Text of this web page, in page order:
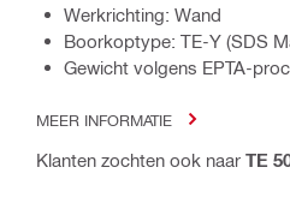
Werkrichting: Wand
Boorkoptype: TE-Y (SDS
Gewicht volgens EPTA-
MEER INFORMATIE
Klanten zochten ook naar TE